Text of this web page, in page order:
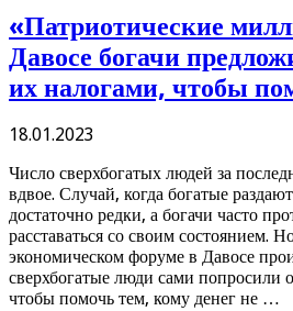
«Патриотические
Давосе богачи
их налогами, чтобы
18.01.2023
Число сверхбогатых людей за
вдвое. Случай, когда богатые
достаточно редки, а богачи часто
расставаться со своим состоянием.
экономическом форуме в Давосе
сверхбогатые люди сами попросили
чтобы помочь тем, кому денег не …